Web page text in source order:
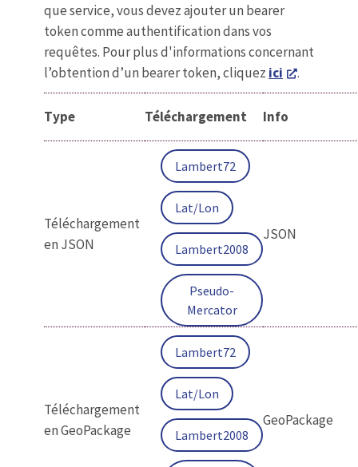
que service, vous devez ajouter un bearer
token comme authentification dans vos
requêtes. Pour plus d'informations concernant
l’obtention d’un bearer token, cliquez ici .
Type Téléchargement Info
Téléchargement
en JSON
Lambert72
Lat/Lon
Lambert2008
Pseudo-
Mercator
JSON
Téléchargement
en GeoPackage
Lambert72
Lat/Lon
Lambert2008
GeoPackage